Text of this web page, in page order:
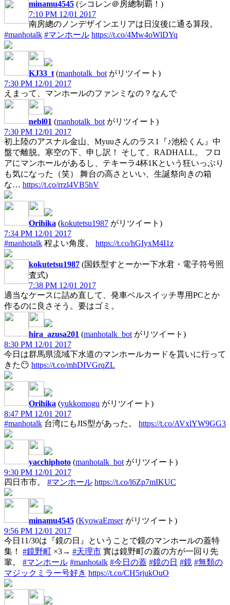
minamu4545 (シコレン＠房總制覇！)
7:10 PM 12/01 2017
南房總のノンデザインエリアは日沒後に通る算段。
#manhotalk #マンホール https://t.co/4Mw4oWlDYq
KJ33_t (manhotalk_bot がリツイート)
7:30 PM 12/01 2017
えまって、マンホールのファンミなの？なんで
nebl01 (manhotalk_bot がリツイート)
7:30 PM 12/01 2017
初上陸のアスナル金山、Myuuさんのラス1『♪池松くん』中
盤で離脱。寒空の下、申し訳！ そして、RADHALL。 フロ
アにマンホールがあるし、テキーラ4杯1Kという狂いっぷり
も気になった（笑） 舞台の高さといい、生誕祭向きの箱
な… https://t.co/rrzl4VB5hV
Orihika (kokutetsu1987 がリツイート)
7:34 PM 12/01 2017
#manhotalk 程よい角度。 https://t.co/hGIyxM4I1z
kokutetsu1987 (国鉄型すとーかー下水君・電子符号照
査式)
7:38 PM 12/01 2017
適当なケースに詰め直して、発車ベルスイッチ専用PCとか
作るのに良さそう。要はゴミ。
hira_azusa201 (manhotalk_bot がリツイート)
8:30 PM 12/01 2017
今日は群馬県流域下水道のマンホールカードを貰いに行って
きた😶 https://t.co/mhDIVGrqZL
Orihika (yukkomogu がリツイート)
8:47 PM 12/01 2017
#manhotalk 台湾にもJIS型があった。 https://t.co/AVxlYW9GG3
yacchiphoto (manhotalk_bot がリツイート)
9:30 PM 12/01 2017
四日市市。 #マンホール https://t.co/l6Zp7mIKUC
minamu4545 (KyowaEmserがリツイート)
9:56 PM 12/01 2017
今日11/30は『鏡の日』ということで鏡のマンホールの蓋特
集！ #鏡野町 ×3→ #天理市 實は鏡野町の蓋の方が一回り先
輩。 #マンホール #manhotalk #今日の蓋 #鏡の日 #鏡 #無類の
マジックミラー号好き https://t.co/CH5rjukOuO